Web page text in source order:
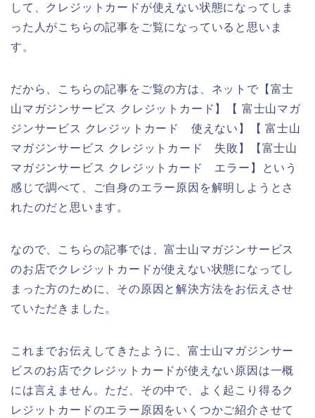
して、クレジットカードが使えない状態になってしま
った人がこちらの記事をご覧になっていると思いま
す。
だから、こちらの記事をご覧の方は、ネットで【富士
山マガジンサービス クレジットカード】【 富士山マガ
ジンサービス クレジットカード 使えない】【 富士山
マガジンサービス クレジットカード 失敗】【富士山
マガジンサービス クレジットカード エラー】という
感じで調べて、ご自身のエラー原因を解明しようとさ
れたのだと思います。
なので、こちらの記事では、富士山マガジンサービス
のお店でクレジットカードが使えない状態になってし
まった方のために、その原因と解決方法をお伝えさせ
ていただきました。
これまでお伝えしてきたように、富士山マガジンサー
ビスのお店でクレジットカードが使えない原因は一概
には言えません。ただ、その中で、よく起こり得るク
レジットカードのエラー原因をいくつかご紹介させて